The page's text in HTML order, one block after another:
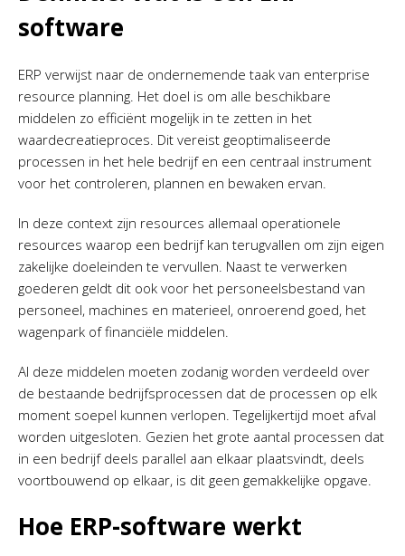
software
ERP verwijst naar de ondernemende taak van enterprise
resource planning. Het doel is om alle beschikbare
middelen zo efficiënt mogelijk in te zetten in het
waardecreatieproces. Dit vereist geoptimaliseerde
processen in het hele bedrijf en een centraal instrument
voor het controleren, plannen en bewaken ervan.
In deze context zijn resources allemaal operationele
resources waarop een bedrijf kan terugvallen om zijn eigen
zakelijke doeleinden te vervullen. Naast te verwerken
goederen geldt dit ook voor het personeelsbestand van
personeel, machines en materieel, onroerend goed, het
wagenpark of financiële middelen.
Al deze middelen moeten zodanig worden verdeeld over
de bestaande bedrijfsprocessen dat de processen op elk
moment soepel kunnen verlopen. Tegelijkertijd moet afval
worden uitgesloten. Gezien het grote aantal processen dat
in een bedrijf deels parallel aan elkaar plaatsvindt, deels
voortbouwend op elkaar, is dit geen gemakkelijke opgave.
Hoe ERP-software werkt